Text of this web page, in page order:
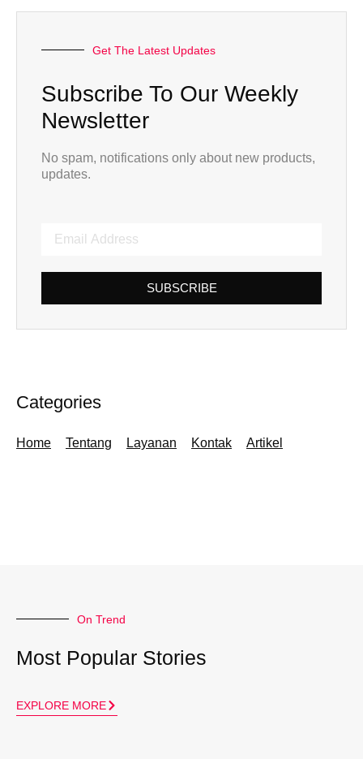
Get The Latest Updates
Subscribe To Our Weekly
Newsletter
No spam, notifications only about new products,
updates.
SUBSCRIBE
Categories
Home Tentang Layanan Kontak Artikel
On Trend
Most Popular Stories
EXPLORE MORE